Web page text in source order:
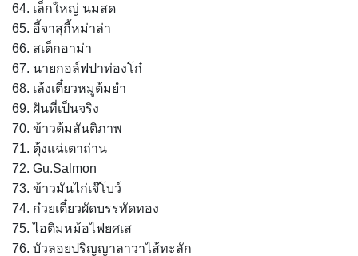
64. เล็กใหญ่ นมสด
65. อี้จาสุกี้หม่าล่า
66. สเต็กอาม่า
67. นายกอล์ฟปาท่องโก๋
68. เล้งเตี๋ยวหมูต้มยำ
69. ฝันที่เป็นจริง
70. ข้าวต้มสันติภาพ
71. ตุ้งแฉ่เตาถ่าน
72. Gu.Salmon
73. ข้าวมันไก่เจ๊โบว์
74. ก๋วยเตี๋ยวผัดบรรทัดทอง
75. ไอติมหม้อไฟยศเส
76. บัวลอยปริญญาลาวาไส้ทะลัก